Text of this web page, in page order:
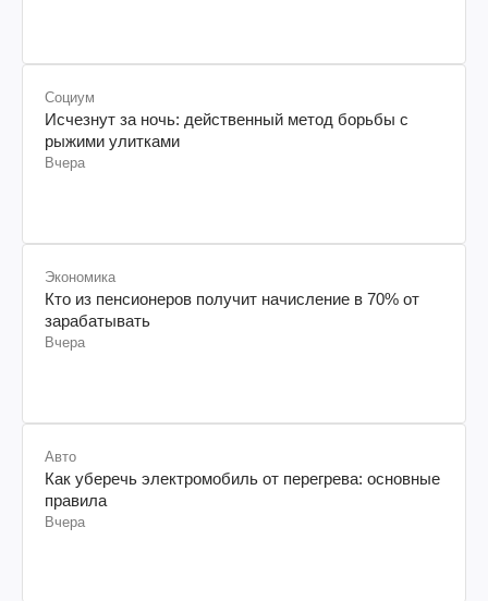
Социум
Исчезнут за ночь: действенный метод борьбы с
рыжими улитками
Вчера
Экономика
Кто из пенсионеров получит начисление в 70% от
зарабатывать
Вчера
Авто
Как уберечь электромобиль от перегрева: основные
правила
Вчера